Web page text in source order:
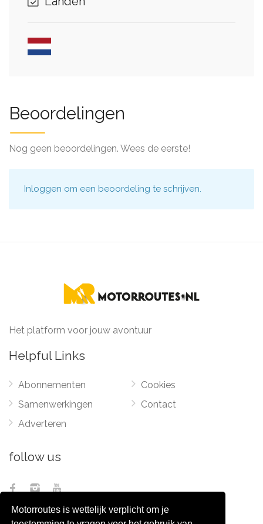
Motorroutes is wettelijk verplicht om je
Beoordelingen
Nog geen beoordelingen. Wees de eerste!
Inloggen om een beoordeling te schrijven.
Het platform voor jouw avontuur
Helpful Links
Abonnementen
Samenwerkingen
Adverteren
Cookies
Contact
follow us